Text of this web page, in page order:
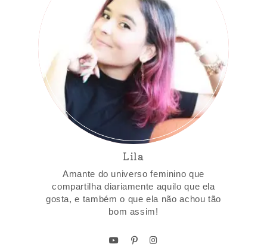
Lila
Amante do universo feminino que
compartilha diariamente aquilo que ela
gosta, e também o que ela não achou tão
bom assim!